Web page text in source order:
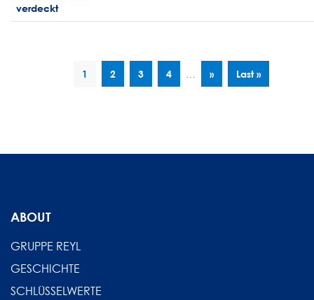
verdeckt
Seitennummerierung
Aktuelle
Seite
1 Seite
2 Seite
3 Seite
4
Nächste
Seite
››
Letzte
Seite
Last »
ABOUT
GRUPPE REYL
GESCHICHTE
SCHLÜSSELWERTE